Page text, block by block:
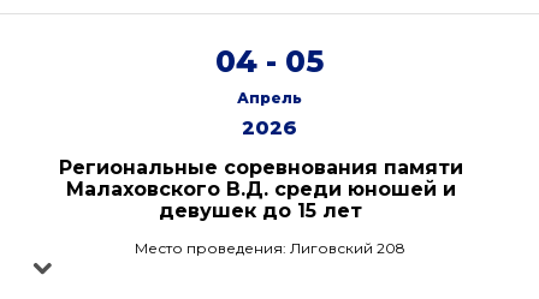
04 - 05
Апрель
2026
Региональные соревнования памяти
Малаховского В.Д. среди юношей и
девушек до 15 лет
Место проведения: Лиговский 208